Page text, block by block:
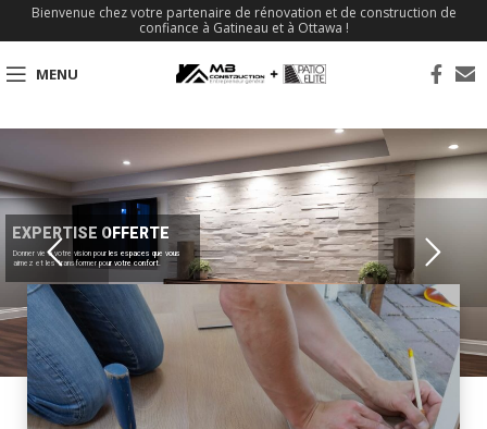
Bienvenue chez votre partenaire de rénovation et de construction de
confiance à Gatineau et à Ottawa !
MENU
EXPERTISE OFFERTE
Donner vie à votre vision pour les espaces que vous
aimez et les transformer pour votre confort.